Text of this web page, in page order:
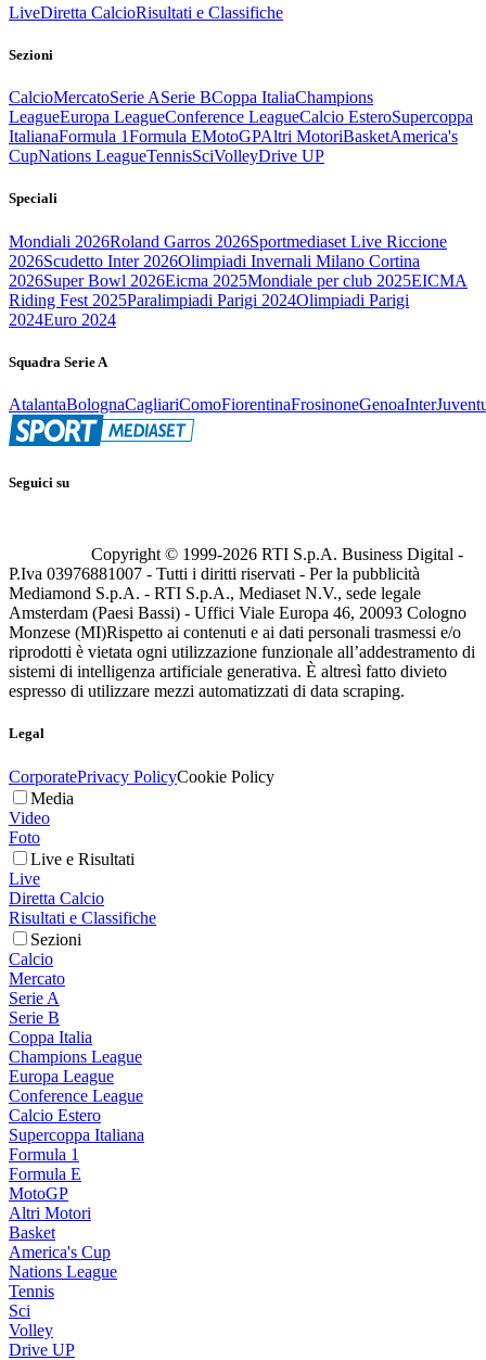
LiveDiretta CalcioRisultati e Classifiche
Sezioni
CalcioMercatoSerie ASerie BCoppa ItaliaChampions
LeagueEuropa LeagueConference LeagueCalcio EsteroSupercoppa
ItalianaFormula 1Formula EMotoGPAltri MotoriBasketAmerica's
CupNations LeagueTennisSciVolleyDrive UP
Speciali
Mondiali 2026Roland Garros 2026Sportmediaset Live Riccione
2026Scudetto Inter 2026Olimpiadi Invernali Milano Cortina
2026Super Bowl 2026Eicma 2025Mondiale per club 2025EICMA
Riding Fest 2025Paralimpiadi Parigi 2024Olimpiadi Parigi
2024Euro 2024
Squadra Serie A
AtalantaBolognaCagliariComoFiorentinaFrosinoneGenoaInter
Seguici su
Copyright © 1999-2026 RTI S.p.A. Business Digital -
P.Iva 03976881007 - Tutti i diritti riservati - Per la pubblicità
Mediamond S.p.A. - RTI S.p.A., Mediaset N.V., sede legale
Amsterdam (Paesi Bassi) - Uffici Viale Europa 46, 20093 Cologno
Monzese (MI)Rispetto ai contenuti e ai dati personali trasmessi e/o
riprodotti è vietata ogni utilizzazione funzionale all’addestramento di
sistemi di intelligenza artificiale generativa. È altresì fatto divieto
espresso di utilizzare mezzi automatizzati di data scraping.
Legal
CorporatePrivacy PolicyCookie Policy
Media
Video
Foto
Live e Risultati
Live
Diretta Calcio
Risultati e Classifiche
Sezioni
Calcio
Mercato
Serie A
Serie B
Coppa Italia
Champions League
Europa League
Conference League
Calcio Estero
Supercoppa Italiana
Formula 1
Formula E
MotoGP
Altri Motori
Basket
America's Cup
Nations League
Tennis
Sci
Volley
Drive UP